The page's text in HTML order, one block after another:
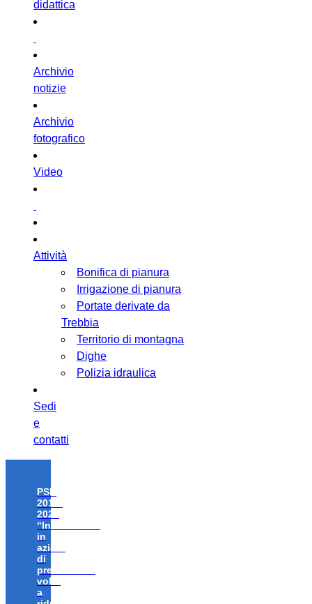
didattica
Archivio
notizie
Archivio
fotografico
Video
Attività
Bonifica di pianura
Irrigazione di pianura
Portate derivate da
Trebbia
Territorio di montagna
Dighe
Polizia idraulica
Sedi
e
contatti
PSR
2014-
2020
“Investimenti
in
azioni
di
prevenzione
volte
a